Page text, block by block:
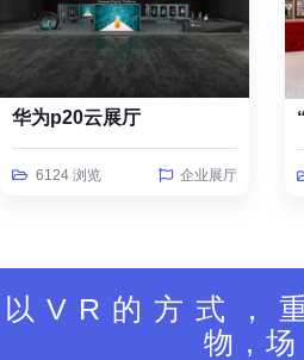
华为p20云展厅
6124 浏览 企业展厅
以VR的方式，
物,